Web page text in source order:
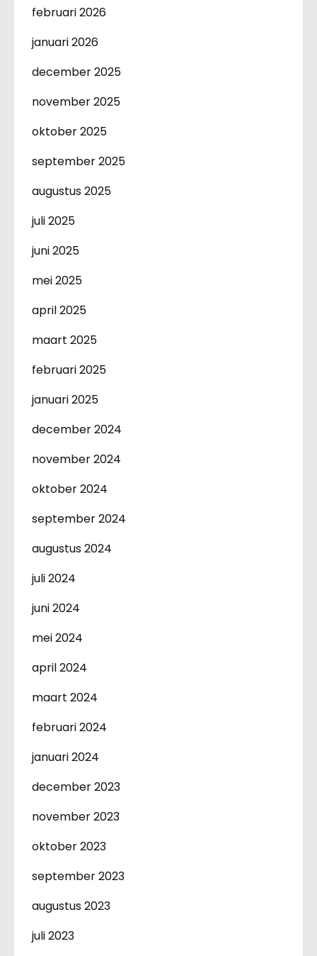
februari 2026
januari 2026
december 2025
november 2025
oktober 2025
september 2025
augustus 2025
juli 2025
juni 2025
mei 2025
april 2025
maart 2025
februari 2025
januari 2025
december 2024
november 2024
oktober 2024
september 2024
augustus 2024
juli 2024
juni 2024
mei 2024
april 2024
maart 2024
februari 2024
januari 2024
december 2023
november 2023
oktober 2023
september 2023
augustus 2023
juli 2023